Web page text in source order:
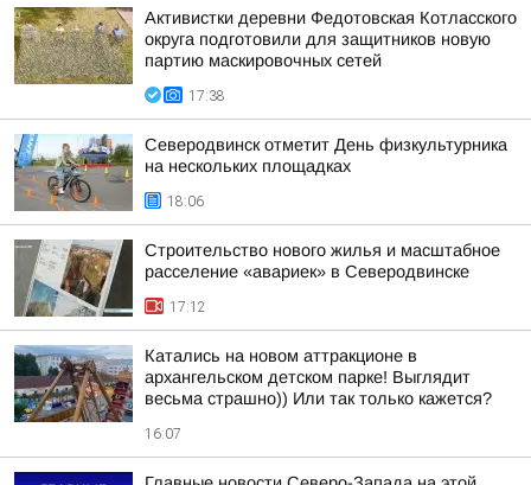
Активистки деревни Федотовская Котласского
округа подготовили для защитников новую
партию маскировочных сетей
17:38
Северодвинск отметит День физкультурника
на нескольких площадках
18:06
Строительство нового жилья и масштабное
расселение «авариек» в Северодвинске
17:12
Катались на новом аттракционе в
архангельском детском парке! Выглядит
весьма страшно)) Или так только кажется?
16:07